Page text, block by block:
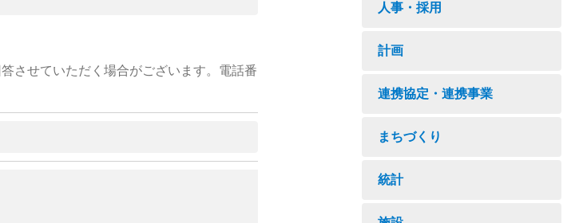
させていただく場合がございます。電話番
人事・採用
計画
連携協定・連携事業
まちづくり
統計